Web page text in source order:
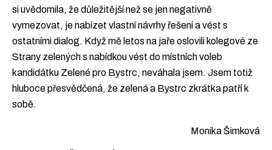
si uvědomila, že důležitější než se jen negativně
vymezovat, je nabízet vlastní návrhy řešení a vést s
ostatními dialog. Když mě letos na jaře oslovili kolegové ze
Strany zelených s nabídkou vést do místních voleb
kandidátku Zelené pro Bystrc, neváhala jsem. Jsem totiž
hluboce přesvědčená, že zelená a Bystrc zkrátka patří k
sobě.
Monika Šimková